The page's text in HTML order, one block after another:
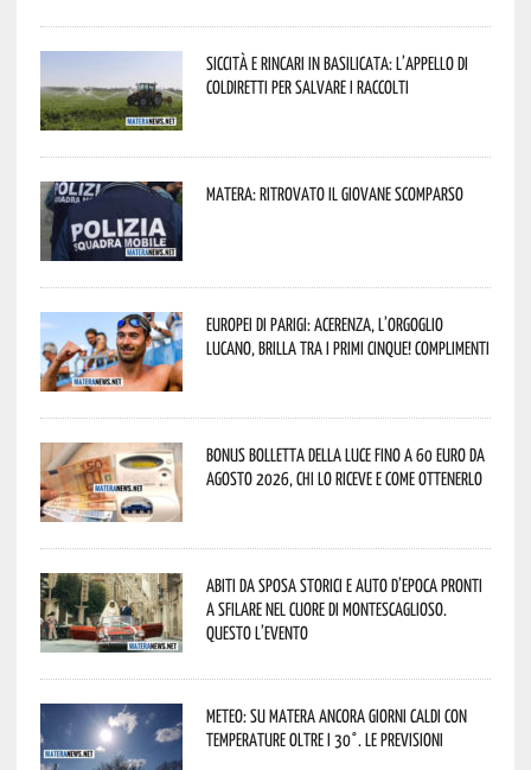
Siccità e rincari in Basilicata: l’appello di
Coldiretti per salvare i raccolti
Matera: ritrovato il giovane scomparso
Europei di Parigi: Acerenza, l’orgoglio
lucano, brilla tra i primi cinque! Complimenti
Bonus bolletta della luce fino a 60 euro da
agosto 2026, chi lo riceve e come ottenerlo
Abiti da sposa storici e auto d’epoca pronti
a sfilare nel cuore di Montescaglioso.
Questo l’evento
Meteo: su Matera ancora giorni caldi con
temperature oltre i 30°. Le previsioni